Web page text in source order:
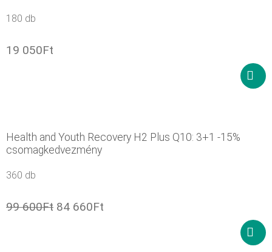
180 db
19 050Ft
Health and Youth Recovery H2 Plus Q10: 3+1 -15%
csomagkedvezmény
360 db
99 600Ft 84 660Ft